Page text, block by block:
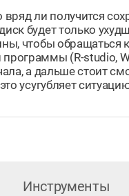
ли получится
будет только
чтобы
(R-studio,
а дальше стоит
усугубляет
Инструменты